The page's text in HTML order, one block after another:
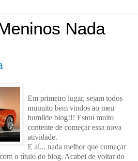
Nada
Em primeiro lugar, sejam todos
muuuito bem vindos ao meu
humilde blog!!! Estou muito
contente de começar essa nova
atividade.
E aí... nada melhor que começar
o título do blog. Acabei de voltar do